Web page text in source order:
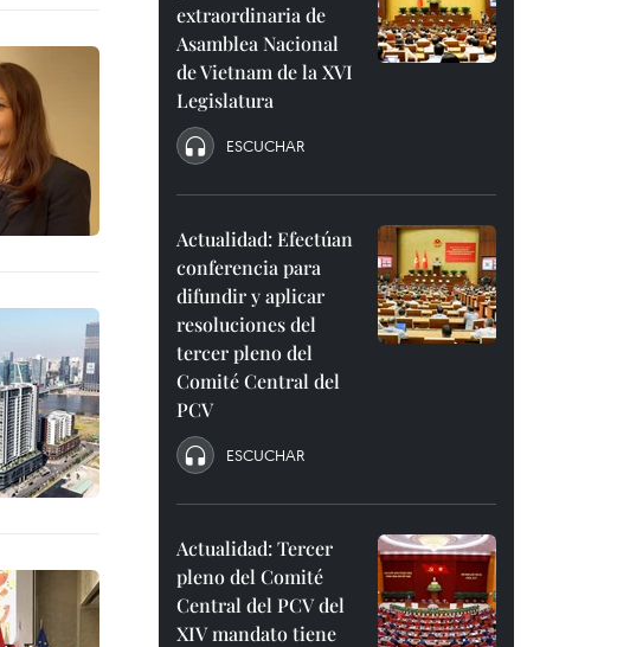
extraordinaria de
Asamblea Nacional
de Vietnam de la XVI
Legislatura
ESCUCHAR
Actualidad: Efectúan
conferencia para
difundir y aplicar
resoluciones del
tercer pleno del
Comité Central del
PCV
ESCUCHAR
Actualidad: Tercer
pleno del Comité
Central del PCV del
XIV mandato tiene